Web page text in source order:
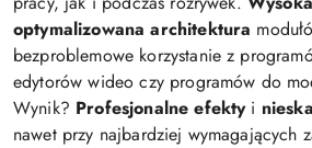
optymalizowana architektura
bezproblemowe korzystanie z
edytorów wideo czy programów do
Wynik? Profesjonalne efektyi
nawet przy najbardziej wymagających